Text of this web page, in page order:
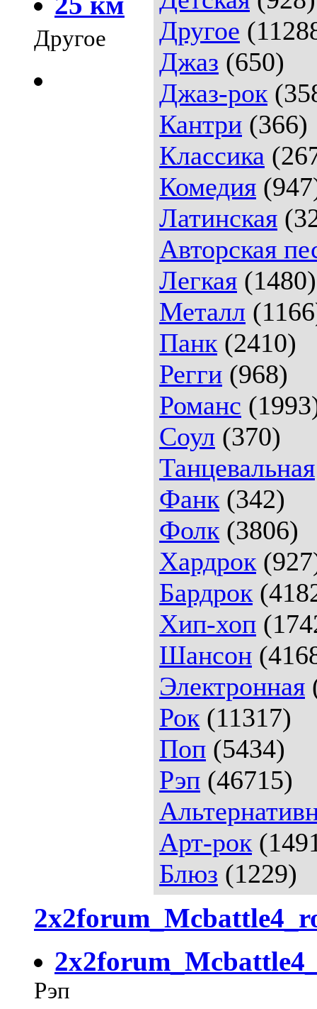
Другое
Джаз (650)
Джаз-рок
Кантри (366)
Классика
Комедия
Латинская
Авторская
Легкая (1480)
Металл
Панк (2410)
Регги (968)
Романс
Соул (370)
Танцевальная
Фанк (342)
Фолк (3806)
Хардрок
Бардрок
Хип-хоп
Шансон
Электронная
Рок (11317)
Поп (5434)
Рэп (46715)
Арт-рок
Блюз (1229)
Другое
Рэп